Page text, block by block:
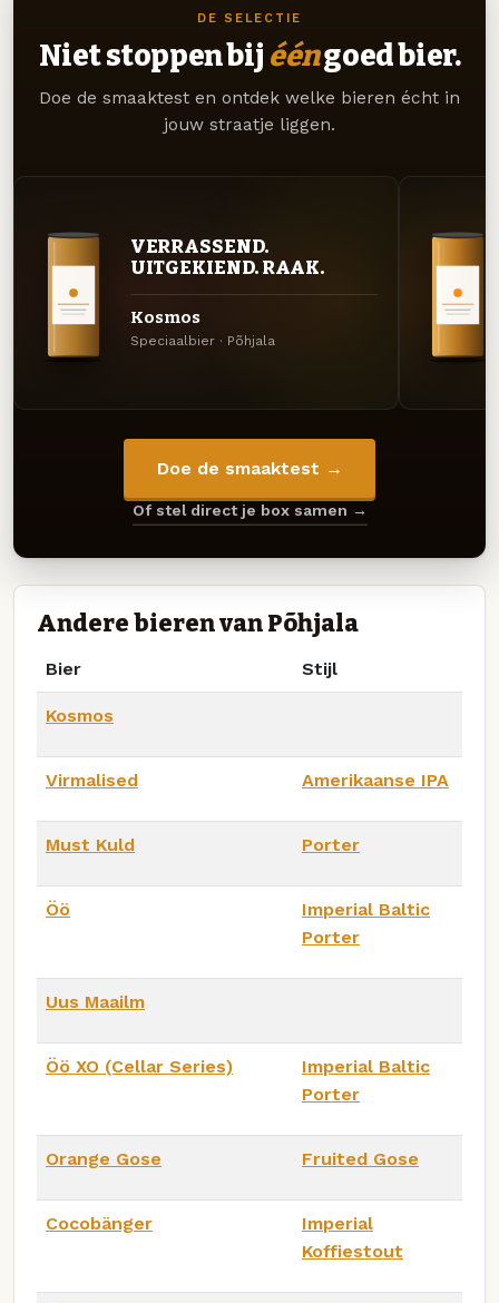
DE SELECTIE
Niet stoppen bij ééngoed bier.
Doe de smaaktest en ontdek welke bieren écht in
jouw straatje liggen.
VERRASSEND.
UITGEKIEND. RAAK.
Kosmos
Speciaalbier · Põhjala
Doe de smaaktest →
Of stel direct je box samen →
Andere bieren van Põhjala
Bier Stijl
Kosmos
Virmalised Amerikaanse IPA
Must Kuld Porter
Öö
Imperial Baltic
Porter
Uus Maailm
Öö XO (Cellar Series)
Imperial Baltic
Porter
Orange Gose Fruited Gose
Cocobänger
Imperial
Koffiestout